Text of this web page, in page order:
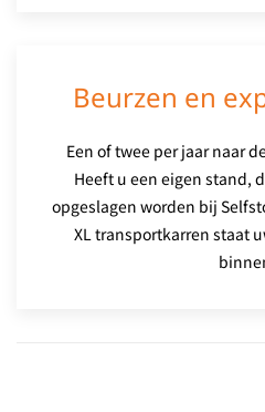
Beurzen en
Een of twee per jaar naar
Heeft u een eigen stand,
opgeslagen worden bij
XL transportkarren staat